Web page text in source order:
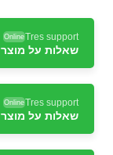
Tres support
Online
שאלות על מוצר
Tres support
Online
שאלות על מוצר